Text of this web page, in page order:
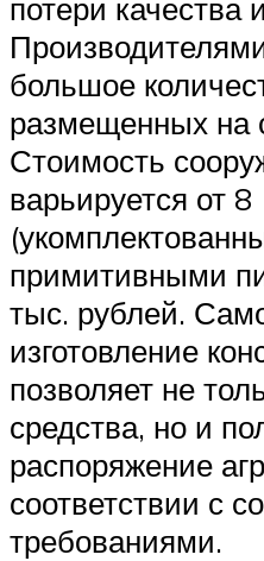
потери качества
большое
размещенных на
Стоимость
варьируется от 8
примитивными
тыс. рублей.
изготовление
позволяет не
средства, но и
распоряжение
соответствии с
требованиями.